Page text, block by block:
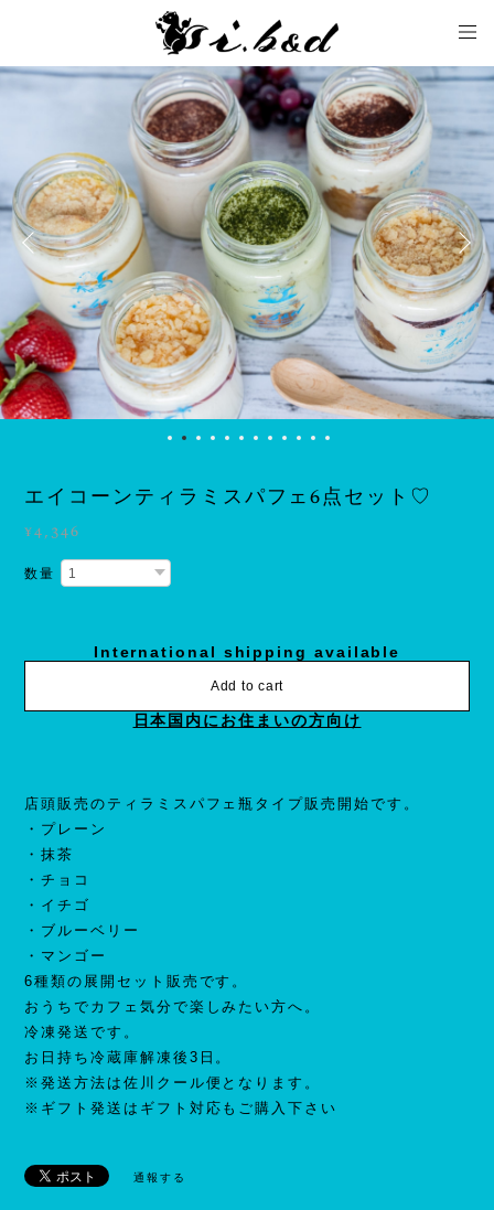
エイコーンティラミスパフェ6点セット♡
¥4,346
数量
International shipping available
Add to cart
日本国内にお住まいの方向け
店頭販売のティラミスパフェ瓶タイプ販売開始です。
・プレーン
・抹茶
・チョコ
・イチゴ
・ブルーベリー
・マンゴー
6種類の展開セット販売です。
おうちでカフェ気分で楽しみたい方へ。
冷凍発送です。
お日持ち冷蔵庫解凍後3日。
※発送方法は佐川クール便となります。
※ギフト発送はギフト対応もご購入下さい
通報する